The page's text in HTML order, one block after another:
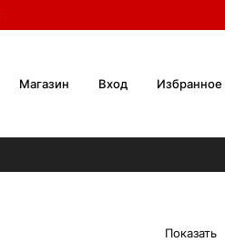
Магазин Вход Избранное
Показать